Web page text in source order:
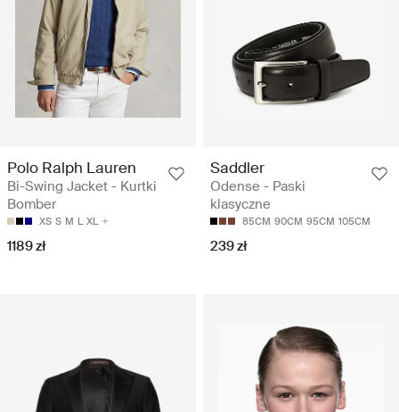
Polo Ralph Lauren
Bi-Swing Jacket - Kurtki
Bomber
XS S M L XL
1189 zł
Saddler
Odense - Paski
klasyczne
85CM 90CM 95CM 105CM
239 zł